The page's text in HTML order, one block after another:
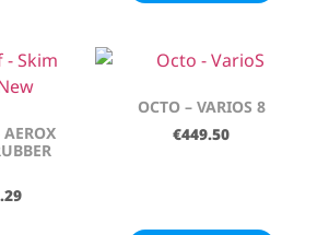
AEROX
OCTO – VARIOS 8
€449.50